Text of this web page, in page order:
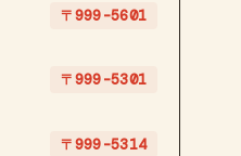
〒999-5601
〒999-5301
〒999-5314